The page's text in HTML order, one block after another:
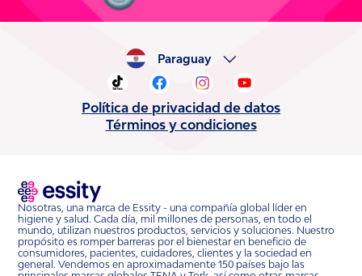
Política de privacidad de datos
Términos y condiciones
Paraguay
Nosotras, una marca de Essity - una compañía global líder en
higiene y salud. Cada día, mil millones de personas, en todo el
mundo, utilizan nuestros productos, servicios y soluciones. Nuestro
propósito es romper barreras por el bienestar en beneficio de
consumidores, pacientes, cuidadores, clientes y la sociedad en
general. Vendemos en aproximadamente 150 países bajo las